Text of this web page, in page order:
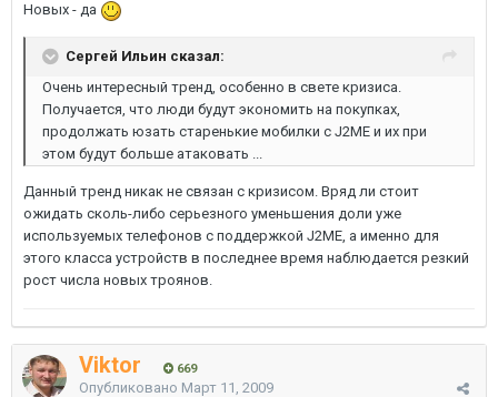
Новых - да
Сергей Ильин сказал:
Очень интересный тренд, особенно в свете кризиса.
Получается, что люди будут экономить на покупках,
продолжать юзать старенькие мобилки с J2ME и их при
этом будут больше атаковать ...
Данный тренд никак не связан с кризисом. Вряд ли стоит
ожидать сколь-либо серьезного уменьшения доли уже
используемых телефонов с поддержкой J2ME, а именно для
этого класса устройств в последнее время наблюдается резкий
рост числа новых троянов.
Viktor 669
Опубликовано Март 11, 2009